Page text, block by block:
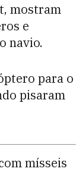
mostram
e
navio.
para o
pisaram
mísseis